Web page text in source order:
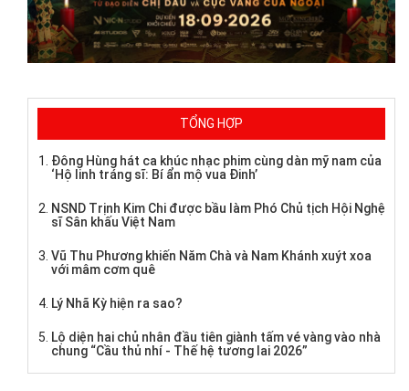
TỔNG HỢP
Đông Hùng hát ca khúc nhạc phim cùng dàn mỹ nam của
‘Hộ linh tráng sĩ: Bí ẩn mộ vua Đinh’
NSND Trịnh Kim Chi được bầu làm Phó Chủ tịch Hội Nghệ
sĩ Sân khấu Việt Nam
Vũ Thu Phương khiến Năm Chà và Nam Khánh xuýt xoa
với mâm cơm quê
Lý Nhã Kỳ hiện ra sao?
Lộ diện hai chủ nhân đầu tiên giành tấm vé vàng vào nhà
chung “Cầu thủ nhí - Thế hệ tương lai 2026”